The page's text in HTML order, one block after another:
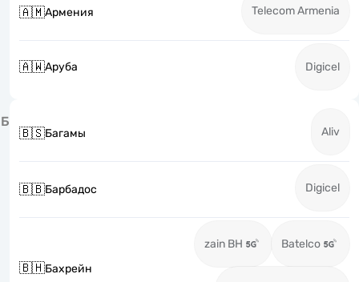
🇦🇲Армения Telecom Armenia
🇦🇼Аруба Digicel
Б
🇧🇸Багамы Aliv
🇧🇧Барбадос Digicel
🇧🇭Бахрейн
zain BH Batelco